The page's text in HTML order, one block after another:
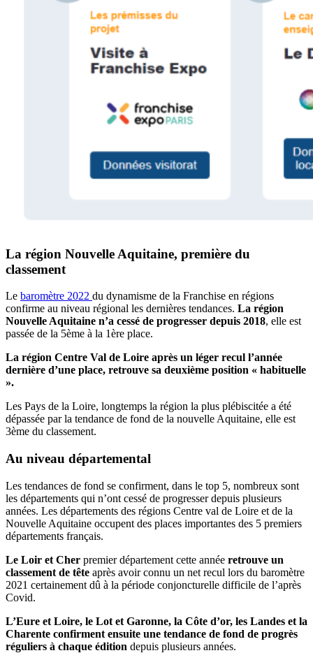
La région Nouvelle Aquitaine, première du
classement
Le baromètre 2022 du dynamisme de la Franchise en régions
confirme au niveau régional les dernières tendances. La région
Nouvelle Aquitaine n’a cessé de progresser depuis 2018, elle est
passée de la 5ème à la 1ère place.
La région Centre Val de Loire après un léger recul l’année
dernière d’une place, retrouve sa deuxième position « habituelle
».
Les Pays de la Loire, longtemps la région la plus plébiscitée a été
dépassée par la tendance de fond de la nouvelle Aquitaine, elle est
3ème du classement.
Au niveau départemental
Les tendances de fond se confirment, dans le top 5, nombreux sont
les départements qui n’ont cessé de progresser depuis plusieurs
années. Les départements des régions Centre val de Loire et de la
Nouvelle Aquitaine occupent des places importantes des 5 premiers
départements français.
Le Loir et Cher premier département cette année retrouve un
classement de tête après avoir connu un net recul lors du baromètre
2021 certainement dû à la période conjoncturelle difficile de l’après
Covid.
L’Eure et Loire, le Lot et Garonne, la Côte d’or, les Landes et la
Charente confirment ensuite une tendance de fond de progrès
réguliers à chaque édition depuis plusieurs années.